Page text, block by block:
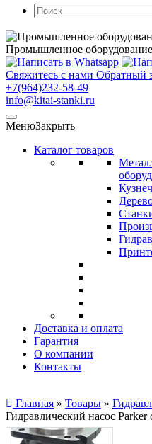
Поиск:
Промышленное оборудование
Свяжитесь с нами Обратный
+7(964)232-58-49
info@kitai-stanki.ru
МенюЗакрыть
Каталог товаров
Доставка и оплата
Гарантия
О компании
Контакты
Главная » Товары »
Гидравлический насос Parker